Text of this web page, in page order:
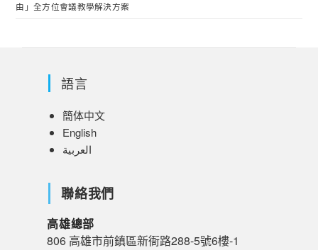
由」全方位會議教學解決方案
語言
簡体中文
English
العربية
聯絡我們
高雄總部
806 高雄市前鎮區新衙路288-5號6樓-1